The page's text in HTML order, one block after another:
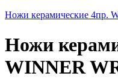
Ножи керамические 4пр.
Ножи
WINNER